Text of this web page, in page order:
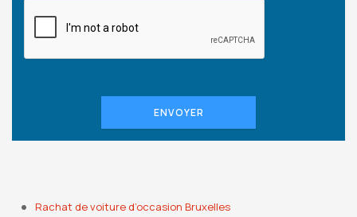
ENVOYER
Rachat de voiture d’occasion Bruxelles